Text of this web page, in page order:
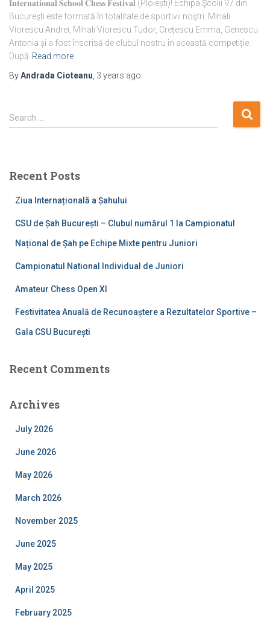
𝐈𝐧𝐭𝐞𝐫𝐧𝐚𝐭𝐢𝐨𝐧𝐚𝐥 𝐒𝐜𝐡𝐨𝐨𝐥 𝐂𝐡𝐞𝐬𝐬 𝐅𝐞𝐬𝐭𝐢𝐯𝐚𝐥 (Ploiești)! Echipa Şcolii 97 din
Bucureşti este formată în totalitate de sportivii noştri: Mihali
Viorescu Andrei, Mihali Viorescu Tudor, Crețescu Emma, Genescu
Antonia și a fost înscrisă de clubul nostru în această competiție.
După Read more
ByAndrada Cioteanu 3 years ago
S
e
h
Search …
Recent Posts
Ziua Internațională a Șahului
CSU de Șah București – Clubul numărul 1 la Campionatul
Național de Șah pe Echipe Mixte pentru Juniori
Campionatul National Individual de Juniori
Amateur Chess Open XI
Festivitatea Anuală de Recunoaștere a Rezultatelor Sportive –
Gala CSU București
Recent Comments
Archives
July 2026
June 2026
May 2026
March 2026
November 2025
June 2025
May 2025
April 2025
February 2025